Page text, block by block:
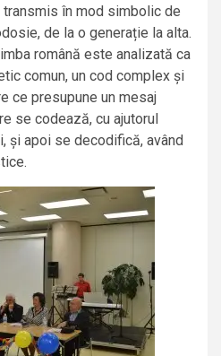
transmis în mod simbolic de
de la o generație la alta.
română este analizată ca
comun, un cod complex și
ce presupune un mesaj
se codează, cu ajutorul
și apoi se decodifică, având